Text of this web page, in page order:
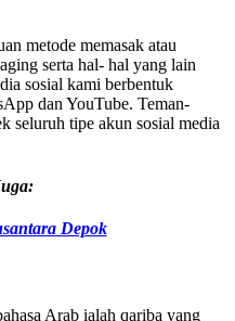
metode memasak atau
serta hal- hal yang lain
sosial kami berbentuk
dan YouTube. Teman-
seluruh tipe akun sosial media
Depok
Arab ialah qariba yang